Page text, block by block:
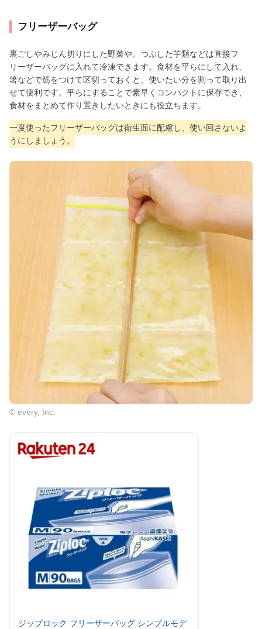
フリーザーバッグ
裏ごしやみじん切りにした野菜や、つぶした芋類などは直接フ
リーザーバッグに入れて冷凍できます。食材を平らにして入れ、
箸などで筋をつけて区切っておくと、使いたい分を割って取り出
せて便利です。平らにすることで素早くコンパクトに保存でき、
食材をまとめて作り置きしたいときにも役立ちます。
一度使ったフリーザーバッグは衛生面に配慮し、使い回さないよ
うにしましょう。
© every, Inc.
ジップロック フリーザーバッグ シンプルモデ